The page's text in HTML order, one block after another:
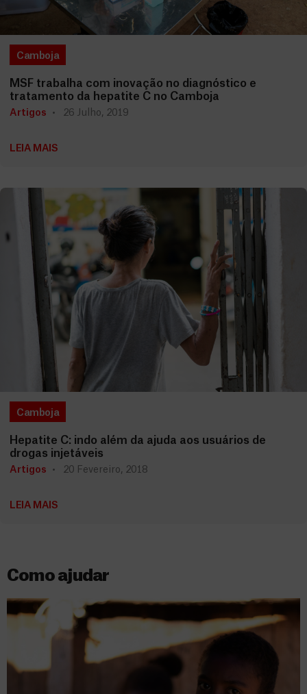
Camboja
MSF trabalha com inovação no diagnóstico e
tratamento da hepatite C no Camboja
Artigos 26 Julho, 2019
LEIA MAIS
Camboja
Hepatite C: indo além da ajuda aos usuários de
drogas injetáveis
Artigos 20 Fevereiro, 2018
LEIA MAIS
Como ajudar